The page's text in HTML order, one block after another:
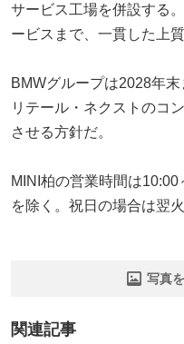
サービス工場を併設する
ービスまで、一貫した上
BMWグループは2028年
リテール・ネクストのコ
させる方針だ。
MINI柏の営業時間は
を除く。祝日の場合は翌火
写真
関連記事